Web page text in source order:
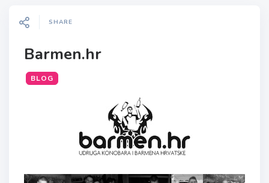
SHARE
Barmen.hr
BLOG